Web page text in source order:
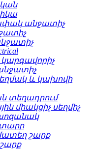
անջատիչ
կարգավորիչ
և կախովի
տեղադրում
միակցիչ սեղմիչ
շարք